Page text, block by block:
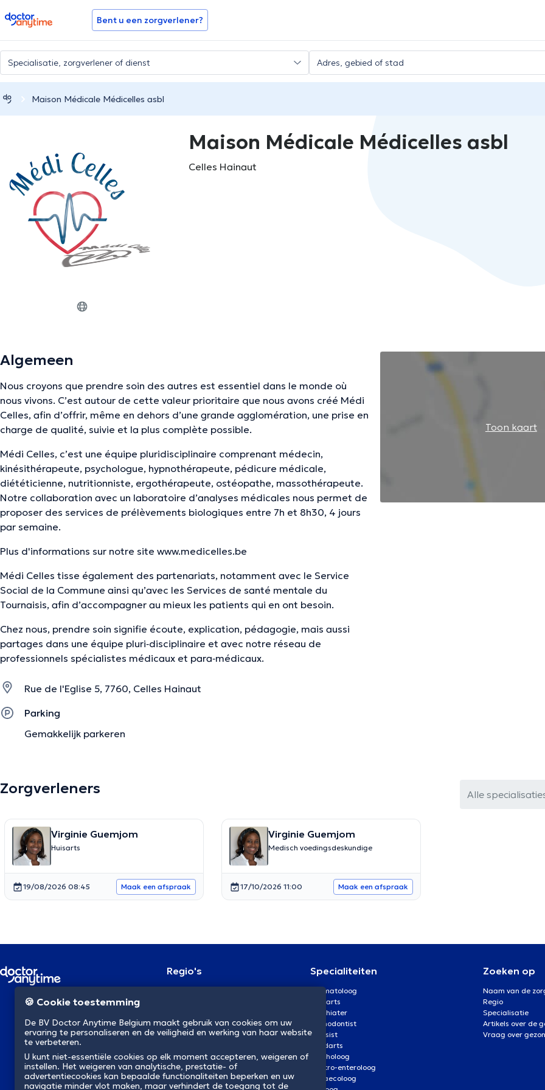
doctoranytime Bent u een zorgverlener?
Maison Médicale Médicelles asbl
Maison Médicale Médicelles asbl
Celles Hainaut
Algemeen
Nous croyons que prendre soin des autres est essentiel dans le monde où
nous vivons. C’est autour de cette valeur prioritaire que nous avons créé Médi
Celles, afin d’offrir, même en dehors d’une grande agglomération, une prise en
charge de qualité, suivie et la plus complète possible.
Médi Celles, c’est une équipe pluridisciplinaire comprenant médecin,
kinésithérapeute, psychologue, hypnothérapeute, pédicure médicale,
diététicienne, nutritionniste, ergothérapeute, ostéopathe, massothérapeute.
Notre collaboration avec un laboratoire d’analyses médicales nous permet de
proposer des services de prélèvements biologiques entre 7h et 8h30, 4 jours
par semaine.
Plus d'informations sur notre site www.medicelles.be
Médi Celles tisse également des partenariats, notamment avec le Service
Social de la Commune ainsi qu’avec les Services de santé mentale du
Tournaisis, afin d’accompagner au mieux les patients qui en ont besoin.
Chez nous, prendre soin signifie écoute, explication, pédagogie, mais aussi
partages dans une équipe pluri‐disciplinaire et avec notre réseau de
professionnels spécialistes médicaux et para‐médicaux.
Rue de l'Eglise 5, 7760, Celles Hainaut
Parking
Gemakkelijk parkeren
Toon kaart
Zorgverleners Alle
Virginie Guemjom
Huisarts
19/08/2026 08:45 Maak een afspraak
Virginie Guemjom
Medisch voedingsdeskundige
17/10/2026 11:00 Maak een afspraak
NL
Regio's
Charleroi
Luik
Namen
Leuven
Mons
Specialiteiten
Dermatoloog
Oogarts
Psychiater
Orthodontist
Kinesist
Tandarts
Psycholoog
Gastro-enteroloog
Gynaecoloog
Zoeken op
Naam van de
Regio
Specialisatie
Artikels over de
Vraag over
🍪 Cookie toestemming
De BV Doctor Anytime Belgium maakt gebruik van cookies om uw
ervaring te personaliseren en de veiligheid en werking van haar website
te verbeteren.
U kunt niet-essentiële cookies op elk moment accepteren, weigeren of
instellen. Het weigeren van analytische, prestatie- of
advertentiecookies kan bepaalde functionaliteiten beperken en uw
navigatie minder vlot maken, maar verhindert de toegang tot de